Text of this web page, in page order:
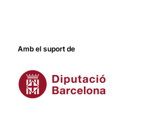
Amb el suport de